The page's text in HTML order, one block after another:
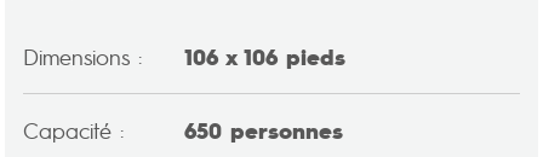
Dimensions : 106 x 106 pieds
Capacité : 650 personnes